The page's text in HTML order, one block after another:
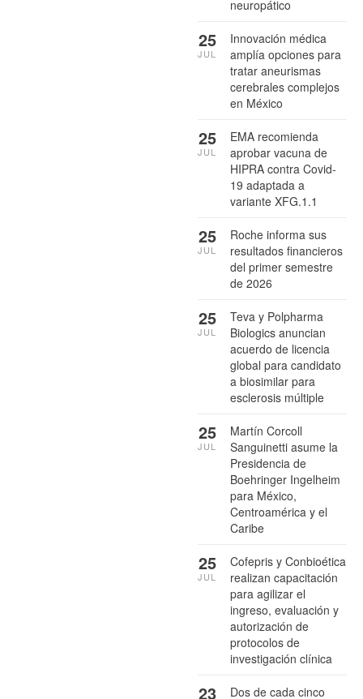
neuropático
Innovación médica
amplía opciones para
tratar aneurismas
cerebrales complejos
en México
25
JUL
EMA recomienda
aprobar vacuna de
HIPRA contra Covid-
19 adaptada a
variante XFG.1.1
25
JUL
Roche informa sus
resultados financieros
del primer semestre
de 2026
25
JUL
Teva y Polpharma
Biologics anuncian
acuerdo de licencia
global para candidato
a biosimilar para
esclerosis múltiple
25
JUL
Martín Corcoll
Sanguinetti asume la
Presidencia de
Boehringer Ingelheim
para México,
Centroamérica y el
Caribe
25
JUL
Cofepris y Conbioética
realizan capacitación
para agilizar el
ingreso, evaluación y
autorización de
protocolos de
investigación clínica
25
JUL
Dos de cada cinco
23